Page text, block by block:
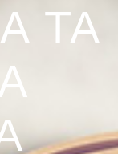
ТА